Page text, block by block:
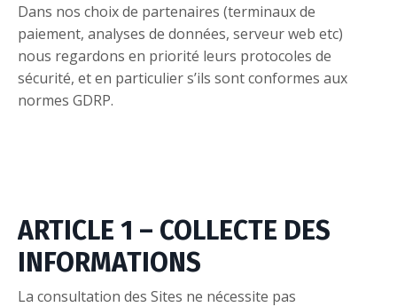
Dans nos choix de partenaires (terminaux de
paiement, analyses de données, serveur web etc)
nous regardons en priorité leurs protocoles de
sécurité, et en particulier s’ils sont conformes aux
normes GDRP.
ARTICLE 1 – COLLECTE DES
INFORMATIONS
La consultation des Sites ne nécessite pas